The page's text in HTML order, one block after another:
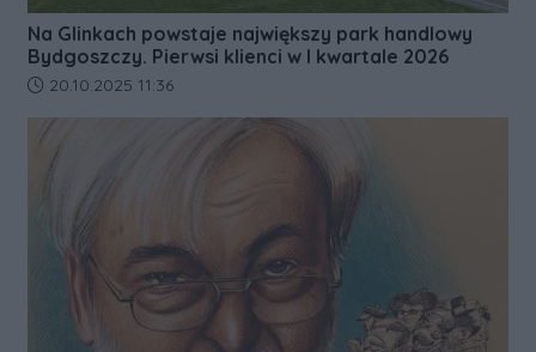
Na Glinkach powstaje największy park handlowy
Bydgoszczy. Pierwsi klienci w I kwartale 2026
Data dodania artykułu:
20.10.2025 11:36